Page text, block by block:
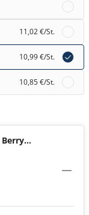
11,02 €/St.
10,99 €/St.
10,85 €/St.